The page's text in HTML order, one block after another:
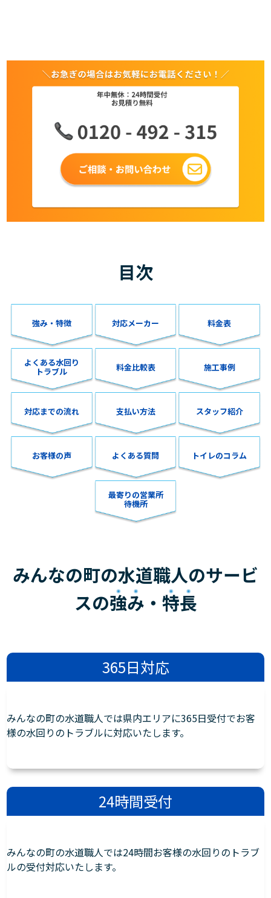
目次
強み・特徴 対応メーカー 料金表
よくある水回り
トラブル 料金比較表 施工事例
対応までの流れ 支払い方法 スタッフ紹介
お客様の声 よくある質問 トイレのコラム
最寄りの営業所
待機所
みんなの町の水道職人のサービ
スの強み ・ 特長
365日対応
みんなの町の水道職人では県内エリアに365日受付でお客
様の水回りのトラブルに対応いたします。
24時間受付
みんなの町の水道職人では24時間お客様の水回りのトラブ
ルの受付対応いたします。